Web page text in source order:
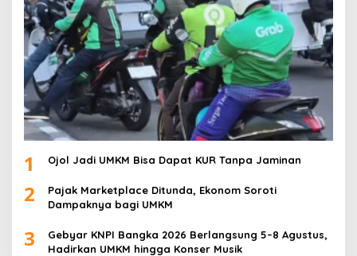
1 Ojol Jadi UMKM Bisa Dapat KUR Tanpa Jaminan
2
Pajak Marketplace Ditunda, Ekonom Soroti
Dampaknya bagi UMKM
3
Gebyar KNPI Bangka 2026 Berlangsung 5–8 Agustus,
Hadirkan UMKM hingga Konser Musik